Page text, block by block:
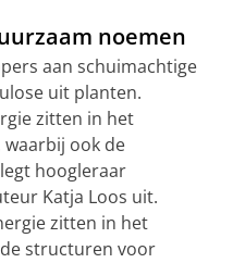
noemen
aan schuimachtige
uit planten.
zitten in het
ook de
hoogleraar
Katja Loos uit.
zitten in het
structuren voor